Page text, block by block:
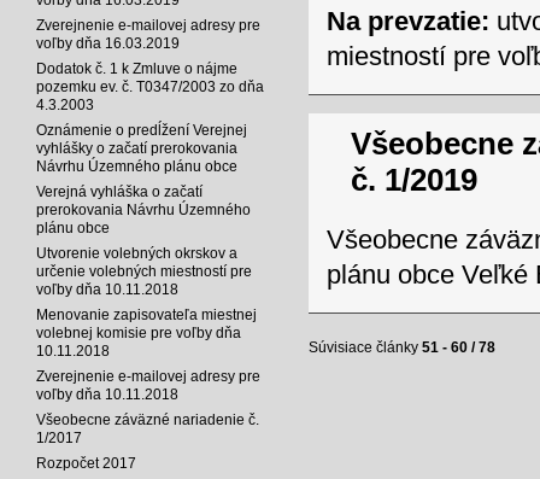
Zverejnenie e-mailovej adresy pre
voľby dňa 16.03.2019
Dodatok č. 1 k Zmluve o nájme
pozemku ev. č. T0347/2003 zo dňa
4.3.2003
Oznámenie o predĺžení Verejnej
vyhlášky o začatí prerokovania
Návrhu Územného plánu obce
Verejná vyhláška o začatí
prerokovania Návrhu Územného
plánu obce
Utvorenie volebných okrskov a
určenie volebných miestností pre
voľby dňa 10.11.2018
Menovanie zapisovateľa miestnej
volebnej komisie pre voľby dňa
10.11.2018
Zverejnenie e-mailovej adresy pre
voľby dňa 10.11.2018
Všeobecne záväzné nariadenie č.
1/2017
Rozpočet 2017
Na prevzatie:
miestností pre
Všeobecne
č. 1/2019
Všeobecne
plánu obce Veľké
Súvisiace články 51 - 60 / 78